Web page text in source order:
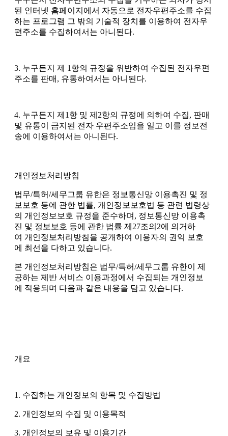
된 인터넷 홈페이지에서 자동으로 전자우편주소를 수집
하는 프로그램 그 밖의 기술적 장치를 이용하여 전자우
편주소를 수집하여서는 아니된다.
3. 누구든지 제 1항의 규정을 위반하여 수집된 전자우편
주소를 판매, 유통하여서는 아니된다.
4. 누구든지 제1항 및 제2항의 규정에 의하여 수집, 판매
및 유통이 금지된 전자 우편주소임을 일고 이를 정보전
송에 이용하여서는 아니된다.
개인정보처리방침
법무/특허/세무그룹 유한은 정보통신망 이용촉진 및 정
보보호 등에 관한 법률, 개인정보보호법 등 관련 법령상
의 개인정보보호 규정을 준수하며, 정보통신망 이용촉
진 및 정보보호 등에 관한 법률 제27조의2에 의거하
여 개인정보처리방침을 공개하여 이용자의 권익 보호
에 최선을 다하고 있습니다.
본 개인정보처리방침은 법무/특허/세무그룹 유한이 제
공하는 제반 서비스 이용과정에서 수집되는 개인정보
에 적용되며 다음과 같은 내용을 담고 있습니다.
개요
1. 수집하는 개인정보의 항목 및 수집방법
2. 개인정보의 수집 및 이용목적
3. 개인정보의 보유 및 이용기간